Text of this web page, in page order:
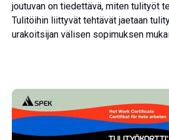
joutuvan on tiedettävä, miten tulityöt
Tulitöihin liittyvät tehtävät jaetaan
urakoitsijan välisen sopimuksen